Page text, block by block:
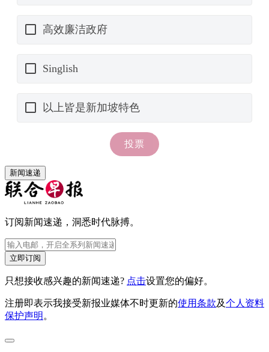
新闻速递
订阅新闻速递，洞悉时代脉搏。
立即订阅
只想接收感兴趣的新闻速递? 点击设置您的偏好。
注册即表示我接受新报业媒体不时更新的使用条款及个人资料
保护声明 。